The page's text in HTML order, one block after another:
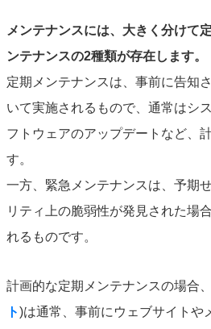
メンテナンスには、大きく分けて
ンテナンスの2種類が存在します。
定期メンテナンスは、事前に告知
いて実施されるもので、通常はシ
フトウェアのアップデートなど、
す。
一方、緊急メンテナンスは、予期
リティ上の脆弱性が発見された場
れるものです。
計画的な定期メンテナンスの場合
ト)は通常、事前にウェブサイトや